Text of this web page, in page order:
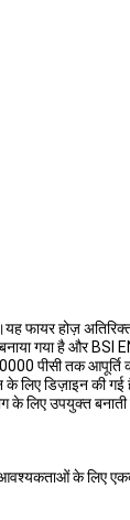
होज़
गया है और BSI
पीसी तक आपूर्ति
डिज़ाइन की
उपयुक्त
के लिए एकदम